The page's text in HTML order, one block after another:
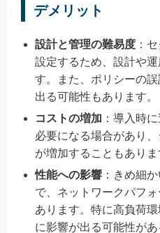
デメリット
設計と管理の難易度 ：
設定するため、設計や
す。また、ポリシーの
出る可能性もあります。
コストの増加 ：導入時
必要になる場合があり
が増加することもありま
性能への影響 ：きめ細
で、ネットワークパフ
あります。特に高負荷
に影響が出る可能性が